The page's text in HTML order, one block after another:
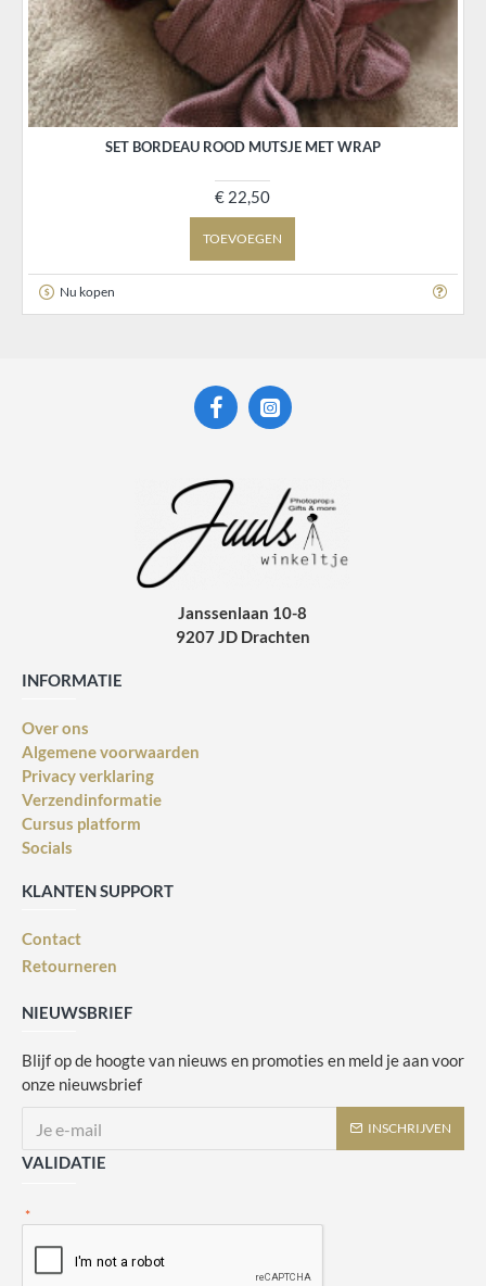
SET BORDEAU ROOD MUTSJE MET WRAP
€ 22,50
TOEVOEGEN
Nu kopen
Janssenlaan 10-8
9207 JD Drachten
INFORMATIE
Over ons
Algemene voorwaarden
Privacy verklaring
Verzendinformatie
Cursus platform
Socials
KLANTEN SUPPORT
Contact
Retourneren
NIEUWSBRIEF
Blijf op de hoogte van nieuws en promoties en meld je aan voor
onze nieuwsbrief
INSCHRIJVEN
VALIDATIE